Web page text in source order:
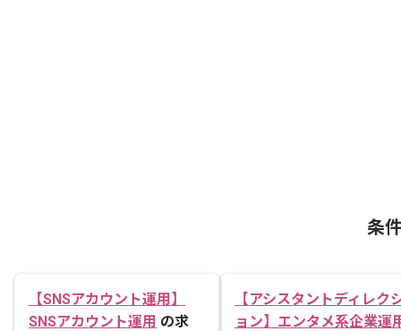
条
【SNSアカウント運用】
SNSアカウント運用 の求
【アシスタントディレク
ョン】エンタメ系企業運